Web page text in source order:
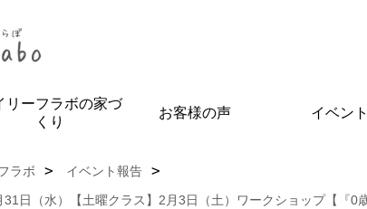
リーフラボの家づ
くり
お客様の声 イベント
ラボ
イベント報告
日（水）【土曜クラス】2月3日（土）ワークショップ【『